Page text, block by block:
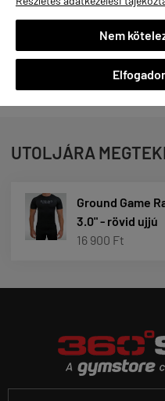
Nem
Az anyag mikrolyukakkal
érzést biztosítandó. Ennek
köszönhetően a
benne, hogy az edzés
UTOLJÁRA
Ground Game
3.0" - rövid ujjú
16 900 Ft